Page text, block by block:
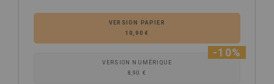
VERSION PAPIER
10,90 €
VERSION NUMÉRIQUE
8,90 €
-10%